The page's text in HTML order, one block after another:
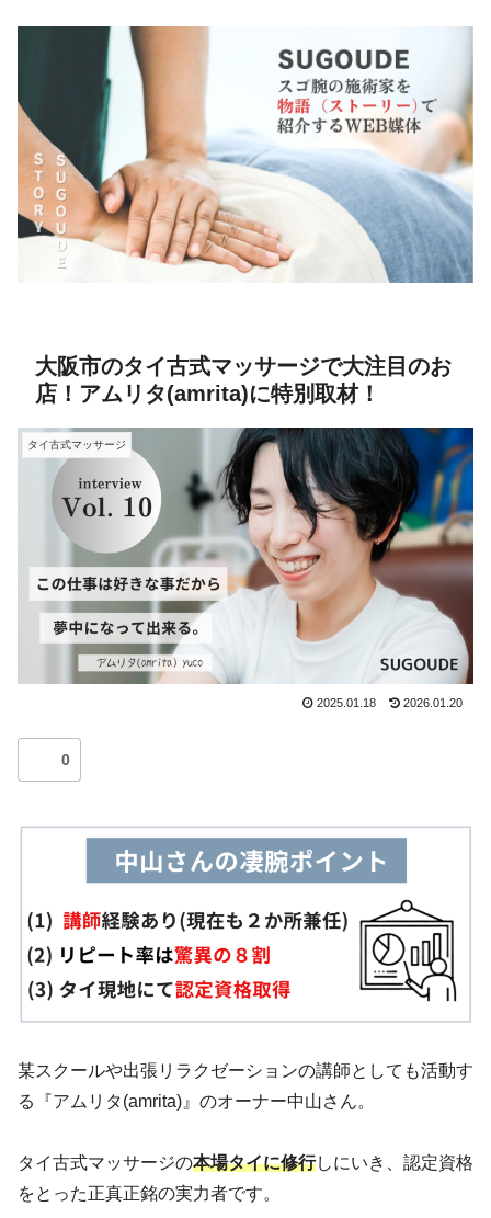
大阪市のタイ古式マッサージで大注目のお
店！アムリタ(amrita)に特別取材！
タイ古式マッサージ
2025.01.18 2026.01.20
0
某スクールや出張リラクゼーションの講師としても活動す
る『アムリタ(amrita)』のオーナー中山さん。
タイ古式マッサージの本場タイに修行しにいき、認定資格
をとった正真正銘の実力者です。